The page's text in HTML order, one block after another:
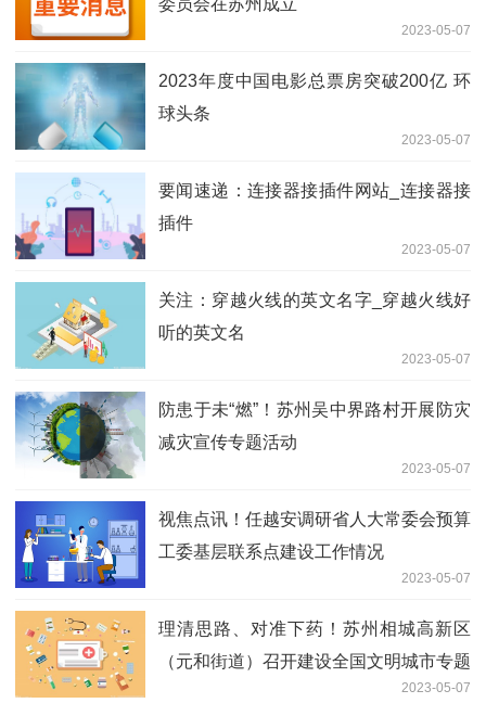
委员会在苏州成立
2023-05-07
2023年度中国电影总票房突破200亿 环
球头条
2023-05-07
要闻速递：连接器接插件网站_连接器接
插件
2023-05-07
关注：穿越火线的英文名字_穿越火线好
听的英文名
2023-05-07
防患于未“燃”！苏州吴中界路村开展防灾
减灾宣传专题活动
2023-05-07
视焦点讯！任越安调研省人大常委会预算
工委基层联系点建设工作情况
2023-05-07
理清思路、对准下药！苏州相城高新区
（元和街道）召开建设全国文明城市专题
2023-05-07